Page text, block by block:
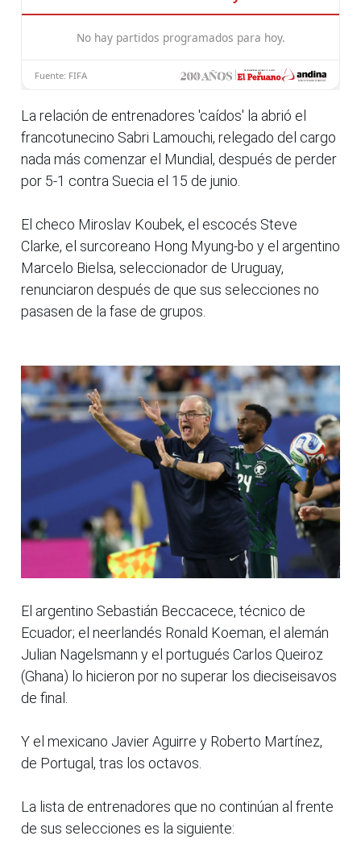
La relación de entrenadores 'caídos' la abrió el
francotunecino Sabri Lamouchi, relegado del cargo
nada más comenzar el Mundial, después de perder
por 5-1 contra Suecia el 15 de junio.
El checo Miroslav Koubek, el escocés Steve
Clarke, el surcoreano Hong Myung-bo y el argentino
Marcelo Bielsa, seleccionador de Uruguay,
renunciaron después de que sus selecciones no
pasasen de la fase de grupos.
El argentino Sebastián Beccacece, técnico de
Ecuador; el neerlandés Ronald Koeman, el alemán
Julian Nagelsmann y el portugués Carlos Queiroz
(Ghana) lo hicieron por no superar los dieciseisavos
de final.
Y el mexicano Javier Aguirre y Roberto Martínez,
de Portugal, tras los octavos.
La lista de entrenadores que no continúan al frente
de sus selecciones es la siguiente: